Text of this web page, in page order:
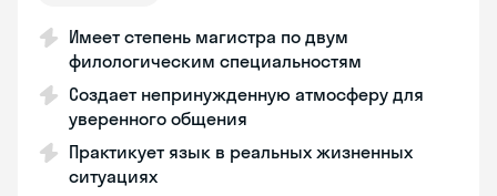
Имеет степень магистра по двум
филологическим специальностям
Создает непринужденную атмосферу для
уверенного общения
Практикует язык в реальных жизненных
ситуациях